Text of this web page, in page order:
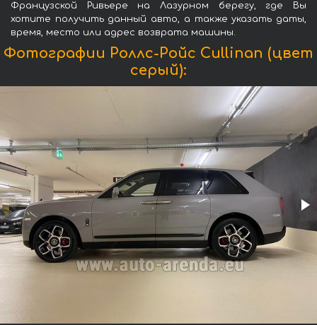
Французской Ривьере на Лазурном берегу, где Вы
хотите получить данный авто, а также указать даты,
время, место или адрес возврата машины.
Фотографии Роллс-Ройс Cullinan (цвет
серый):